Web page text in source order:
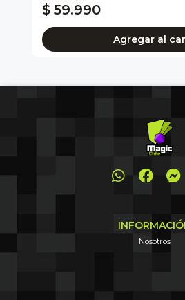
$ 59.990
Agregar al
Nosotros